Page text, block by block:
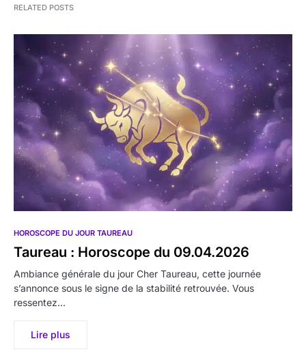
RELATED POSTS
HOROSCOPE DU JOUR TAUREAU
Taureau : Horoscope du 09.04.2026
Ambiance générale du jour Cher Taureau, cette journée
s’annonce sous le signe de la stabilité retrouvée. Vous
ressentez…
Lire plus